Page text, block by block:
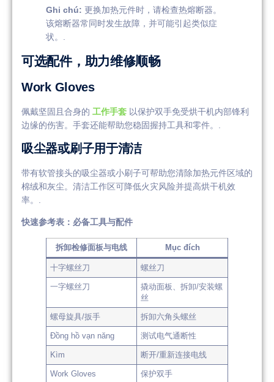
Ghi chú: 更换加热元件时，请检查热熔断器。
该熔断器常同时发生故障，并可能引起类似症
状。.
可选配件，助力维修顺畅
Work Gloves
佩戴坚固且合身的 工作手套 以保护双手免受烘干机内部锋利
边缘的伤害。手套还能帮助您稳固握持工具和零件。.
吸尘器或刷子用于清洁
带有软管接头的吸尘器或小刷子可帮助您清除加热元件区域的
棉绒和灰尘。清洁工作区可降低火灾风险并提高烘干机效
率。.
快速参考表：必备工具与配件
拆卸检修面板与电线 Mục đích
十字螺丝刀 螺丝刀
一字螺丝刀
撬动面板、拆卸/安装螺
丝
螺母旋具/扳手 拆卸六角头螺丝
Đồng hồ vạn năng 测试电气通断性
Kìm 断开/重新连接电线
Work Gloves 保护双手